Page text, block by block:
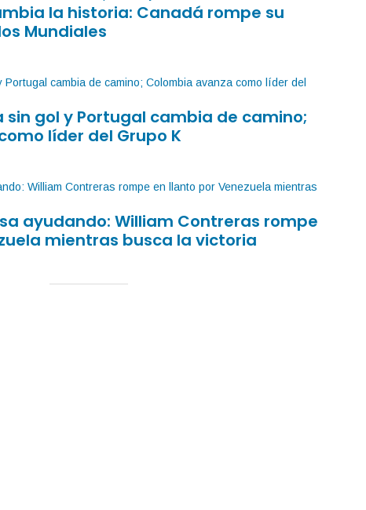
la historia: Canadá rompe su
Mundiales
sin gol y Portugal cambia de camino;
líder del Grupo K
ayudando: William Contreras rompe
mientras busca la victoria